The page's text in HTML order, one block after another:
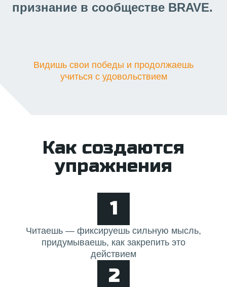
признание в сообществе BRAVE.
Видишь свои победы и продолжаешь
учиться с удовольствием
Как создаются
упражнения
1
Читаешь — фиксируешь сильную мысль,
придумываешь, как закрепить это
действием
2